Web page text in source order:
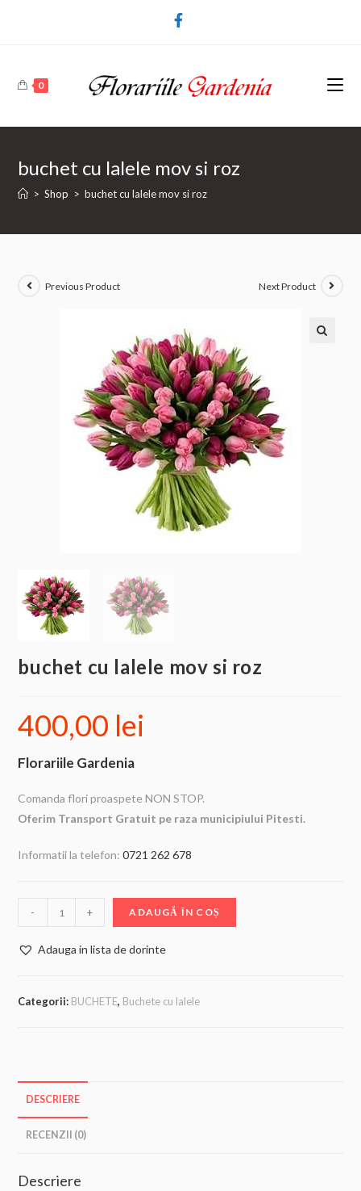
0
buchet cu lalele mov si roz
> Shop > buchet cu lalele mov si roz
Previous Product Next Product
buchet cu lalele mov si roz
400,00 lei
Florariile Gardenia
Comanda flori proaspete NON STOP.
Oferim Transport Gratuit pe raza municipiului Pitesti.
Informatii la telefon:0721 262 678
- + ADAUGĂ ÎN COȘ
Adauga in lista de dorinte
Categorii: BUCHETE, Buchete cu lalele
DESCRIERE
RECENZII (0)
Descriere